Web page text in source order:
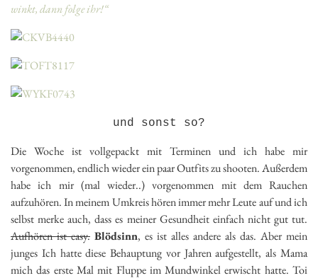
winkt, dann folge ihr!“
und sonst so?
Die Woche ist vollgepackt mit Terminen und ich habe mir
vorgenommen, endlich wieder ein paar Outfits zu shooten. Außerdem
habe ich mir (mal wieder..) vorgenommen mit dem Rauchen
aufzuhören. In meinem Umkreis hören immer mehr Leute auf und ich
selbst merke auch, dass es meiner Gesundheit einfach nicht gut tut.
Aufhören ist easy. Blödsinn, es ist alles andere als das. Aber mein
junges Ich hatte diese Behauptung vor Jahren aufgestellt, als Mama
mich das erste Mal mit Fluppe im Mundwinkel erwischt hatte. Toi